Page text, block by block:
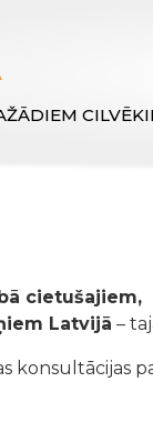
cietušajiem,
Latvijā –
konsultācijas